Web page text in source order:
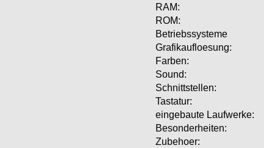
RAM:
ROM:
Betriebssysteme
Grafikaufloesung:
Farben:
Sound:
Schnittstellen:
Tastatur:
eingebaute Laufwerke:
Besonderheiten:
Zubehoer: